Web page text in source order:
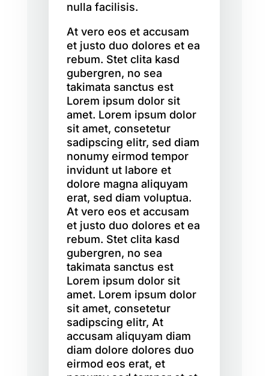
nulla facilisis.
At vero eos et accusam
et justo duo dolores et ea
rebum. Stet clita kasd
gubergren, no sea
takimata sanctus est
Lorem ipsum dolor sit
amet. Lorem ipsum dolor
sit amet, consetetur
sadipscing elitr, sed diam
nonumy eirmod tempor
invidunt ut labore et
dolore magna aliquyam
erat, sed diam voluptua.
At vero eos et accusam
et justo duo dolores et ea
rebum. Stet clita kasd
gubergren, no sea
takimata sanctus est
Lorem ipsum dolor sit
amet. Lorem ipsum dolor
sit amet, consetetur
sadipscing elitr, At
accusam aliquyam diam
diam dolore dolores duo
eirmod eos erat, et